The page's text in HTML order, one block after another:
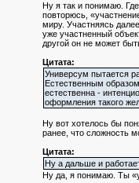
Ну я так и понимаю.
повторюсь,
миру. Участняясь
уже участненный
другой он не может
Цитата:
Универсум пытается
Естественным
естественна -
оформления такого
Ну вот хотелось бы
ранее, что сложность
Цитата:
Ну а дальше и
Ну да, я понимаю. Ты